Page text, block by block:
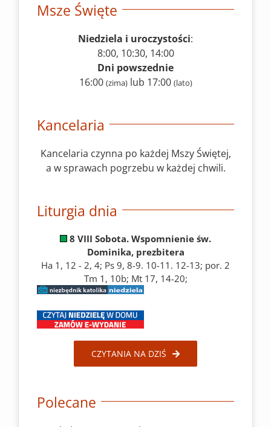
Msze Święte
Niedziela i uroczystości:
8:00, 10:30, 14:00
Dni powszednie
16:00 (zima)lub 17:00 (lato)
Kancelaria
Kancelaria czynna po każdej Mszy Świętej,
a w sprawach pogrzebu w każdej chwili.
Liturgia dnia
8 VIII Sobota. Wspomnienie św.
Dominika, prezbitera
Ha 1, 12 - 2, 4; Ps 9, 8-9. 10-11. 12-13; por. 2
Tm 1, 10b; Mt 17, 14-20;
CZYTANIA NA DZIŚ
Polecane